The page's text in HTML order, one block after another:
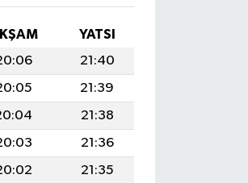
YATSI
21:40
21:39
21:38
21:36
21:35